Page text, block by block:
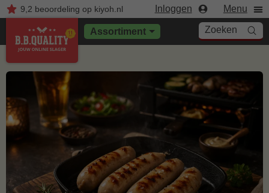
9,2 beoordelingop kiyoh.nl Inloggen Menu
Assortiment Zoeken